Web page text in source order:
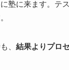
塾に来ます。テ
、 結果よりプロ